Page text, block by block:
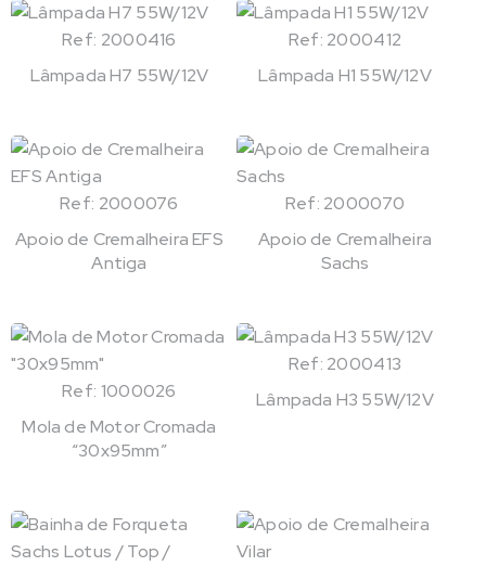
Ref: 2000416
Lâmpada H7 55W/12V
Ref: 2000412
Lâmpada H1 55W/12V
Ref: 2000076
Apoio de Cremalheira EFS
Antiga
Ref: 2000070
Apoio de Cremalheira
Sachs
Ref: 1000026
Mola de Motor Cromada
“30x95mm”
Ref: 2000413
Lâmpada H3 55W/12V